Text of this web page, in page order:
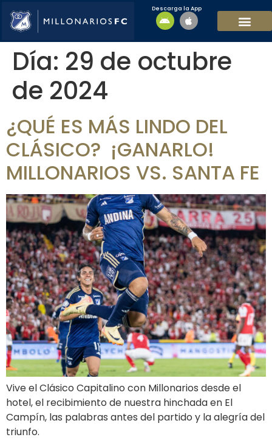
Descarga la App
Día: 29 de octubre
de 2024
¿QUÉ ES MÁS LINDO DEL
CLÁSICO? ¡GANARLO!
MILLONARIOS VS. SANTA FE
Vive el Clásico Capitalino con Millonarios desde el
hotel, el recibimiento de nuestra hinchada en El
Campín, las palabras antes del partido y la alegría del
triunfo.